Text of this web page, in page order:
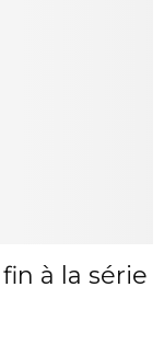
à la série